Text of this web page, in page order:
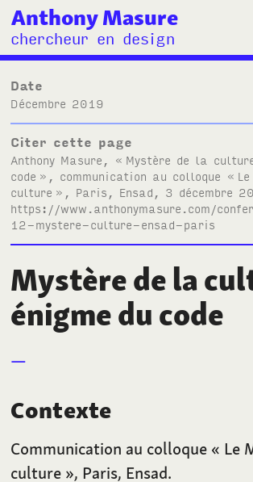
Anthony Masure
chercheur en design
Date
décembre 2019
Citer cette page
Anthony Masure, « Mystère de la
code », communication au colloque «
culture », Paris, Ensad, 3 décembre
https://www.anthonymasure.com/
12-mystere-culture-ensad-paris
Mystère de la
énigme du code
Contexte
Communication au colloque « Le
culture », Paris, Ensad.